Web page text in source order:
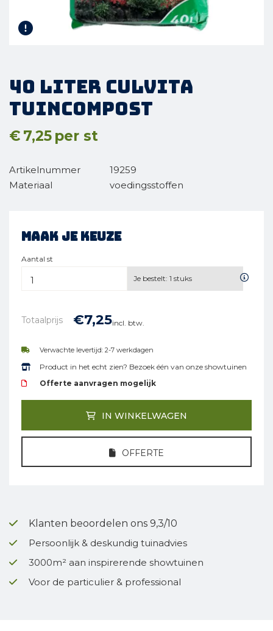
40 liter Culvita
Tuincompost
€ 7,25 per st
Artikelnummer
19259
Materiaal
voedingsstoffen
Maak je keuze
Aantal st
Je bestelt: 1 stuks
Totaalprijs €7,25incl. btw.
Verwachte levertijd: 2-7 werkdagen
Product in het echt zien? Bezoek één van onze showtuinen
Offerte aanvragen mogelijk
IN WINKELWAGEN
OFFERTE
Klanten beoordelen ons 9,3/10
Persoonlijk & deskundig tuinadvies
3000m² aan inspirerende showtuinen
Voor de particulier & professional